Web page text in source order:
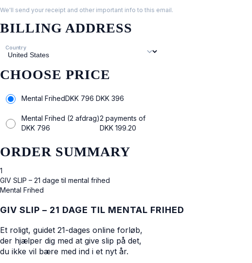
We'll send your receipt and other important info to this email.
BILLING ADDRESS
Country
CHOOSE PRICE
Mental FrihedDKK 796 DKK 396
Mental Frihed (2 afdrag)
DKK 796
2 payments of
DKK 199.20
ORDER SUMMARY
1
GIV SLIP – 21 dage til mental frihed
Mental Frihed
GIV SLIP – 21 DAGE TIL MENTAL FRIHED
Et roligt, guidet 21-dages online forløb,
der hjælper dig med at give slip på det,
du ikke vil bære med ind i et nyt år.